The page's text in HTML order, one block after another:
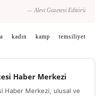
— Alevi Gazetesi Editörü
kadın kamp temsiliyet
Haber Merkezi
Haber Merkezi, ulusal ve